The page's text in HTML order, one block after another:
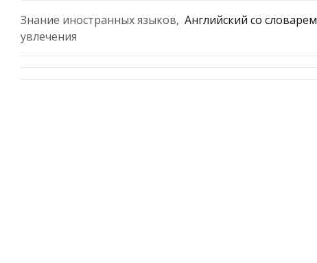
Знание иностранных языков,
увлечения
Английский со словарем